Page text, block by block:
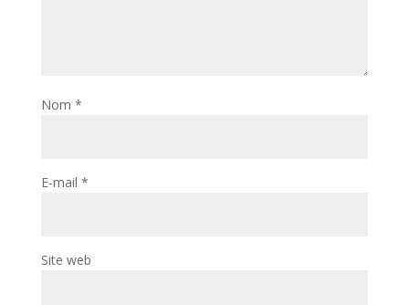
Nom *
E-mail *
Site web